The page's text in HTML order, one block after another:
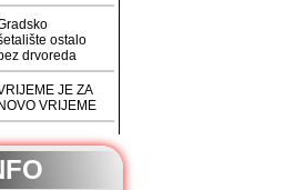
ostalo
drvoreda
JE ZA
NOVO VRIJEME